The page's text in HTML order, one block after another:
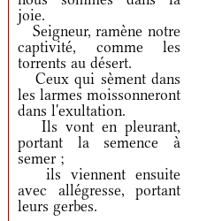
joie.
Seigneur, ramène notre
captivité, comme les
torrents au désert.
Ceux qui sèment dans
les larmes moissonneront
dans l'exultation.
Ils vont en pleurant,
portant la semence à
semer ;
ils viennent ensuite
avec allégresse, portant
leurs gerbes.